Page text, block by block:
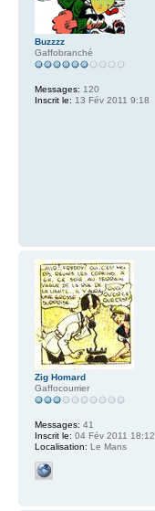
Buzzzz
Gaffobranché
Messages: 120
Inscrit le: 13 Fév 2011 9:18
Zig Homard
Gaffocourrier
Messages: 41
Inscrit le: 04 Fév 2011 18:12
Localisation: Le Mans